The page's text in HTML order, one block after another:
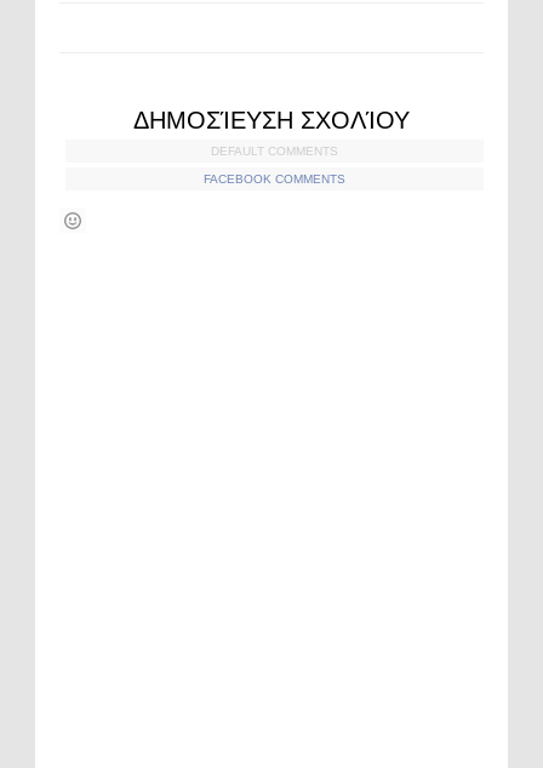
ΔΗΜΟΣΊΕΥΣΗ ΣΧΟΛΊΟΥ
DEFAULT COMMENTS
FACEBOOK COMMENTS